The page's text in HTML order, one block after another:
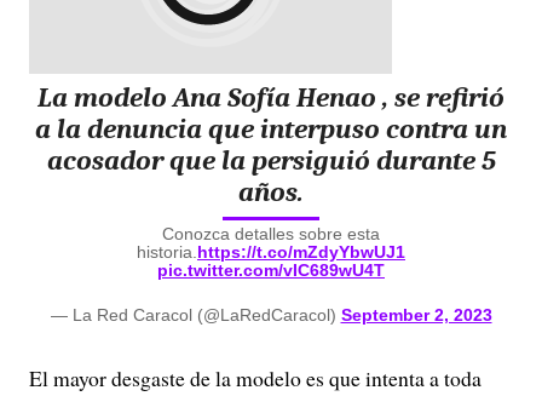
La modelo Ana Sofía Henao , se refirió
a la denuncia que interpuso contra un
acosador que la persiguió durante 5
años.
Conozca detalles sobre esta
historia. https://t.co/mZdyYbwUJ1
pic.twitter.com/vIC689wU4T
— La Red Caracol (@LaRedCaracol) September 2, 2023
El mayor desgaste de la modelo es que intenta a toda